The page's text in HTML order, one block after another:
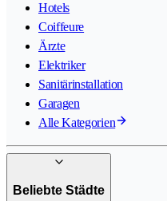
Hotels
Coiffeure
Ärzte
Elektriker
Sanitärinstallation
Garagen
Alle Kategorien
Beliebte Städte